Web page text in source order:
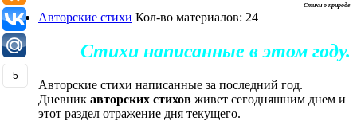
Стихи о природе
Авторские стихи Кол-во материалов: 24
Стихи написанные в этом году.
Авторские стихи написанные за последний год.
Дневник авторских стихов живет сегодняшним днем и
этот раздел отражение дня текущего.
5